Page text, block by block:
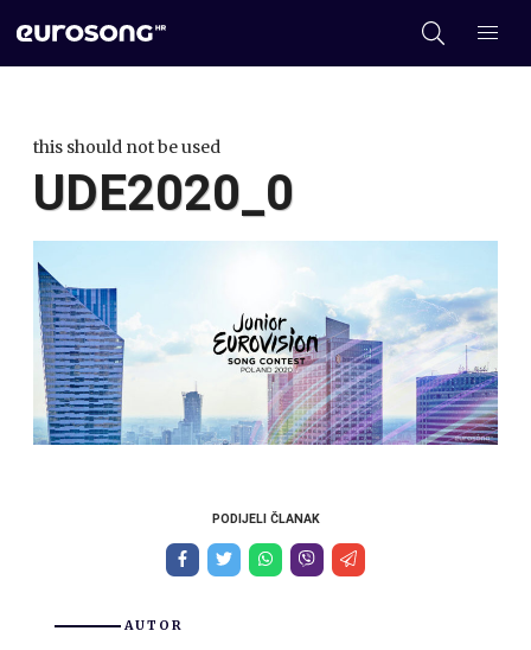
this should not be used
UDE2020_0
PODIJELI ČLANAK
AUTOR